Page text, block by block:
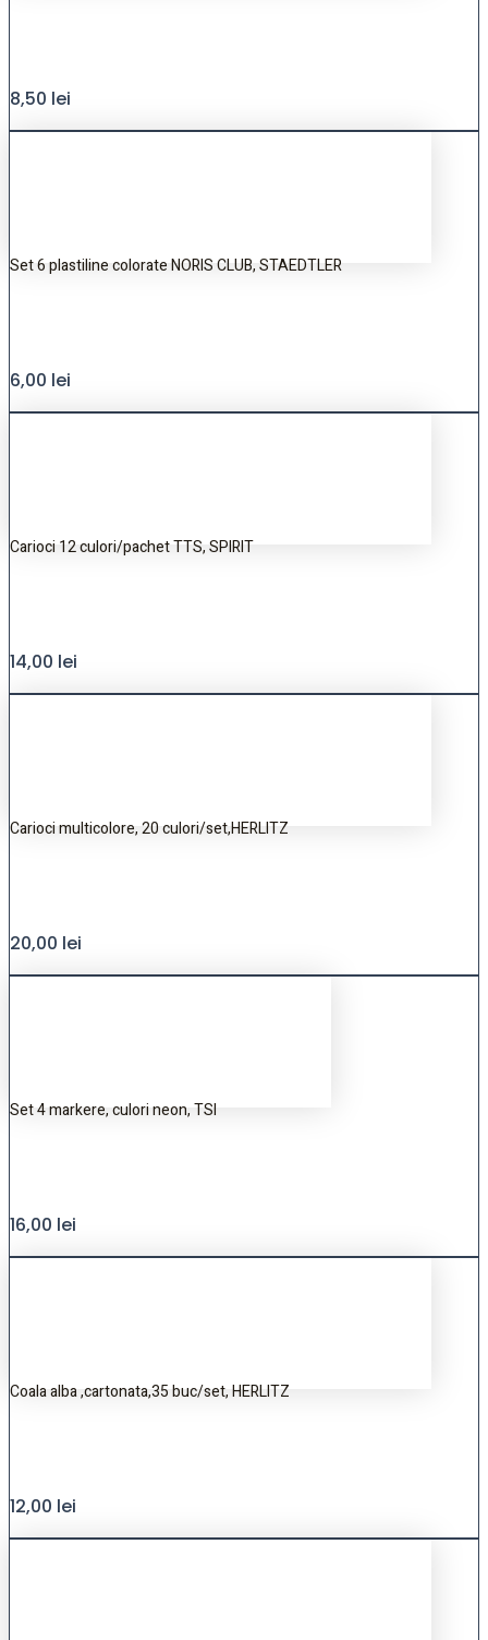
8,50 lei
Set 6 plastiline colorate NORIS CLUB, STAEDTLER
6,00 lei
Carioci 12 culori/pachet TTS, SPIRIT
14,00 lei
Carioci multicolore, 20 culori/set,HERLITZ
20,00 lei
Set 4 markere, culori neon, TSI
16,00 lei
Coala alba ,cartonata,35 buc/set, HERLITZ
12,00 lei